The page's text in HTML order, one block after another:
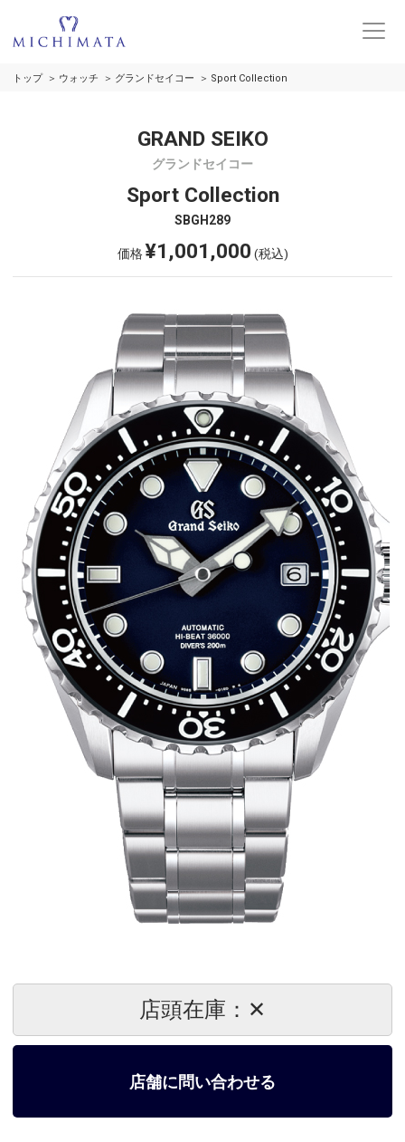
トップ ウォッチ グランドセイコー Sport Collection
GRAND SEIKO
グランドセイコー
Sport Collection
SBGH289
価格¥1,001,000 (税込)
店頭在庫：✕
店舗に問い合わせる